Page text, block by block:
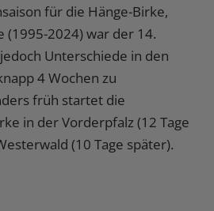
für die Hänge-Birke,
(1995-2024) war der 14.
Unterschiede in den
4 Wochen zu
früh startet die
in der Vorderpfalz (12 Tage
(10 Tage später).